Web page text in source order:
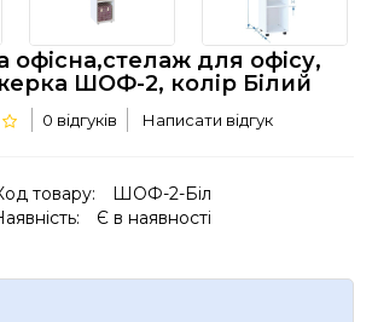
офісна,стелаж для офісу,
ШОФ-2, колір Білий
0 відгуків Написати відгук
товару:
ШОФ-2-Біл
Є в наявності